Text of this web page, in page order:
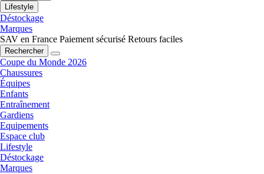
Lifestyle
Déstockage
Marques
SAV en France Paiement sécurisé Retours faciles
Rechercher
Coupe du Monde 2026
Chaussures
Équipes
Enfants
Entraînement
Gardiens
Equipements
Espace club
Lifestyle
Déstockage
Marques